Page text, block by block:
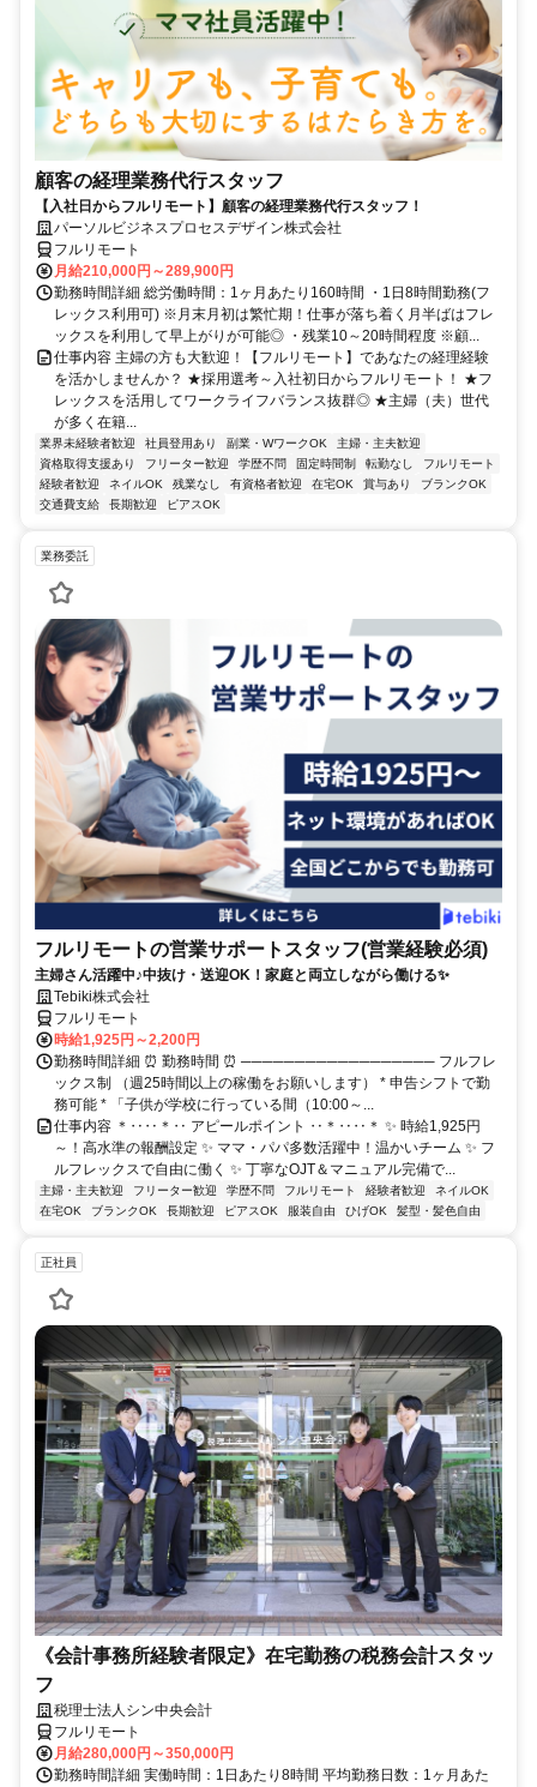
顧客の経理業務代行スタッフ
【入社日からフルリモート】顧客の経理業務代行スタッフ！
パーソルビジネスプロセスデザイン株式会社
フルリモート
月給210,000円～289,900円
勤務時間詳細 総労働時間：1ヶ月あたり160時間 ・1日8時間勤務(フ
レックス利用可) ※月末月初は繁忙期！仕事が落ち着く月半ばはフレ
ックスを利用して早上がりが可能◎ ・残業10～20時間程度 ※顧...
仕事内容 主婦の方も大歓迎！【フルリモート】であなたの経理経験
を活かしませんか？ ★採用選考～入社初日からフルリモート！ ★フ
レックスを活用してワークライフバランス抜群◎ ★主婦（夫）世代
が多く在籍...
業界未経験者歓迎 社員登用あり 副業・WワークOK
主婦・主夫歓迎
資格取得支援あり
フリーター歓迎 学歴不問 固定時間制 転勤なし
フルリモート
経験者歓迎
ネイルOK 残業なし 有資格者歓迎 在宅OK 賞与あり
ブランクOK
交通費支給
長期歓迎 ピアスOK
業務委託
フルリモートの営業サポートスタッフ(営業経験必須)
主婦さん活躍中♪中抜け・送迎OK！家庭と両立しながら働ける✨
Tebiki株式会社
フルリモート
時給1,925円～2,200円
勤務時間詳細 ⏰ 勤務時間 ⏰ ────────────────── フルフレ
ックス制 （週25時間以上の稼働をお願いします） * 申告シフトで勤
務可能 * 「子供が学校に行っている間（10:00～...
仕事内容 ＊‥‥＊‥ アピールポイント ‥＊‥‥＊ ✨ 時給1,925円
～！高水準の報酬設定 ✨ ママ・パパ多数活躍中！温かいチーム ✨ フ
ルフレックスで自由に働く ✨ 丁寧なOJT＆マニュアル完備で...
主婦・主夫歓迎 フリーター歓迎 学歴不問 フルリモート 経験者歓迎
ネイルOK
在宅OK
ブランクOK 長期歓迎 ピアスOK 服装自由 ひげOK 髪型・髪色自由
正社員
《会計事務所経験者限定》在宅勤務の税務会計スタッ
フ
税理士法人シン中央会計
フルリモート
月給280,000円～350,000円
勤務時間詳細 実働時間：1日あたり8時間 平均勤務日数：1ヶ月あた